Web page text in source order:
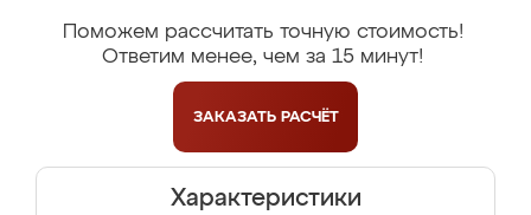
Поможем рассчитать точную стоимость!
Ответим менее, чем за 15 минут!
ЗАКАЗАТЬ РАСЧЁТ
Характеристики